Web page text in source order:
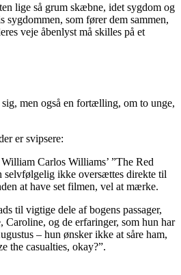
lige så grum skæbne, idet sygdom og
sygdommen, som fører dem sammen,
veje åbenlyst må skilles på et
men også en fortælling, om to unge,
er svipsere:
Carlos Williams’ ”The Red
selvfølgelig ikke oversættes direkte til
at have set filmen, vel at mærke.
til vigtige dele af bogens passager,
og de erfaringer, som hun har
– hun ønsker ikke at såre ham,
the casualties, okay?”.